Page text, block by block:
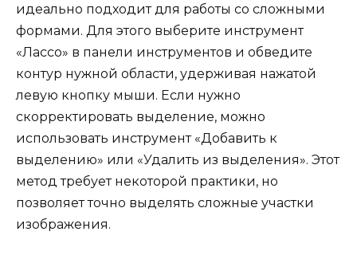
идеально подходит для работы со сложными
формами. Для этого выберите инструмент
«Лассо» в панели инструментов и обведите
контур нужной области, удерживая нажатой
левую кнопку мыши. Если нужно
скорректировать выделение, можно
использовать инструмент «Добавить к
выделению» или «Удалить из выделения». Этот
метод требует некоторой практики, но
позволяет точно выделять сложные участки
изображения.